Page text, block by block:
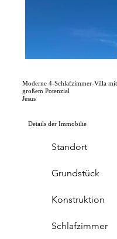
Moderne 4-Schlafzimmer-Villa
großem Potenzial
Jesus
Details der Immobilie
Standort
Grundstück
Konstruktion
Schlafzimmer